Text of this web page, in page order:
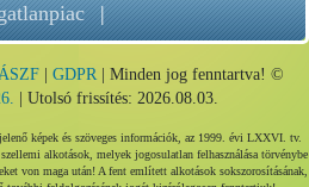
|
| GDPR| Minden jog fenntartva! ©
| Utolsó frissítés: 2026.08.03.
képek és szöveges információk, az 1999. évi LXXVI. tv.
alkotások, melyek jogosulatlan felhasználása törvénybe
von maga után! A fent említett alkotások sokszorosításának,